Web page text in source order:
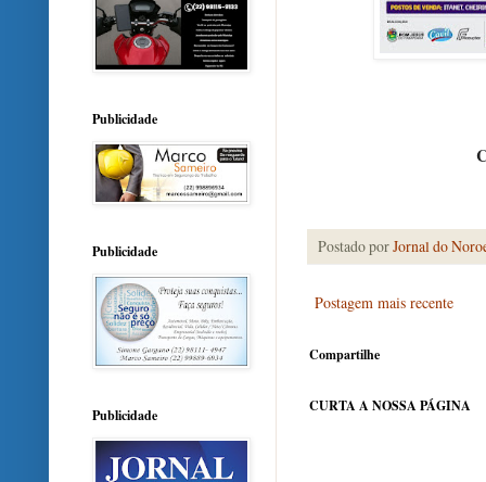
Postado porJornal do
Postagem mais recente
Compartilhe
CURTA A NOSSA PÁGINA
Publicidade
Publicidade
Publicidade